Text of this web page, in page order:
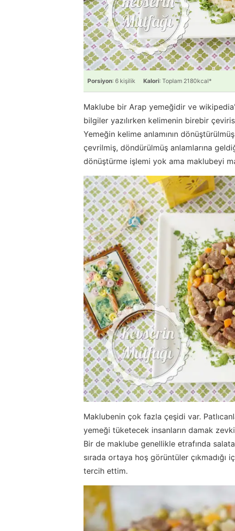
Porsiyon: 6 kişilik Kalori: Toplam 2180kcal*
Maklube bir Arap yemeğidir ve
bilgiler yazılırken kelimenin birebir
Yemeğin kelime anlamının
çevrilmiş, döndürülmüş anlamlarına
dönüştürme işlemi yok ama maklubeyi
Maklubenin çok fazla çeşidi var.
yemeği tüketecek insanların damak
Bir de maklube genellikle etrafında
sırada ortaya hoş görüntüler çıkmadığı
tercih ettim.